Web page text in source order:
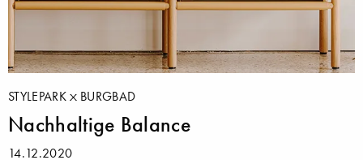
STYLEPARK BURGBAD
Nachhaltige Balance
14.12.2020